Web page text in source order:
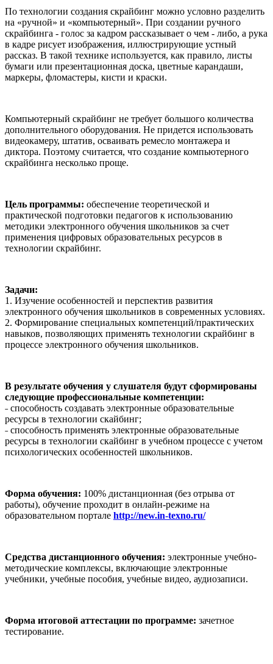
По технологии создания скрайбинг можно условно разделить
на «ручной» и «компьютерный». При создании ручного
скрайбинга - голос за кадром рассказывает о чем - либо, а рука
в кадре рисует изображения, иллюстрирующие устный
рассказ. В такой технике используется, как правило, листы
бумаги или презентационная доска, цветные карандаши,
маркеры, фломастеры, кисти и краски.
Компьютерный скрайбинг не требует большого количества
дополнительного оборудования. Не придется использовать
видеокамеру, штатив, осваивать ремесло монтажера и
диктора. Поэтому считается, что создание компьютерного
скрайбинга несколько проще.
Цель программы: обеспечение теоретической и
практической подготовки педагогов к использованию
методики электронного обучения школьников за счет
применения цифровых образовательных ресурсов в
технологии скрайбинг.
Задачи:
1. Изучение особенностей и перспектив развития
электронного обучения школьников в современных условиях.
2. Формирование специальных компетенций/практических
навыков, позволяющих применять технологии скрайбинг в
процессе электронного обучения школьников.
В результате обучения у слушателя будут сформированы
следующие профессиональные компетенции:
˗ способность создавать электронные образовательные
ресурсы в технологии скайбинг;
˗ способность применять электронные образовательные
ресурсы в технологии скайбинг в учебном процессе с учетом
психологических особенностей школьников.
Форма обучения: 100% дистанционная (без отрыва от
работы), обучение проходит в онлайн-режиме на
образовательном портале http://new.in-texno.ru/
Средства дистанционного обучения: электронные учебно-
методические комплексы, включающие электронные
учебники, учебные пособия, учебные видео, аудиозаписи.
Форма итоговой аттестации по программе: зачетное
тестирование.